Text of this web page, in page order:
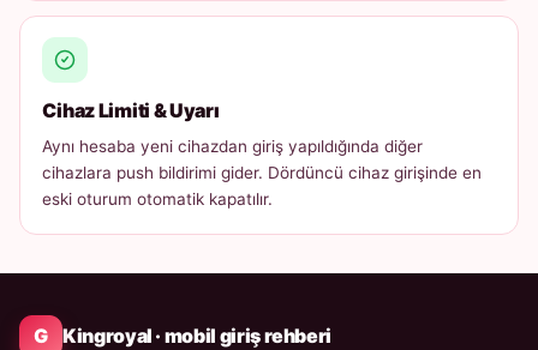
Cihaz Limiti & Uyarı
Aynı hesaba yeni cihazdan giriş yapıldığında diğer
cihazlara push bildirimi gider. Dördüncü cihaz girişinde en
eski oturum otomatik kapatılır.
Kingroyal · mobil giriş rehberi